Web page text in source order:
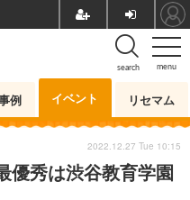
menu
search
例 イベント リセマム
優秀は渋谷教育学園
2022.12.27 Tue 10:15